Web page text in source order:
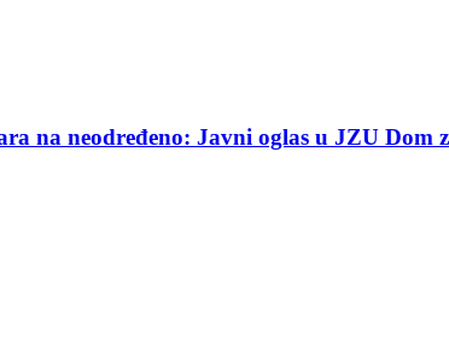
na neodređeno: Javni oglas u JZU